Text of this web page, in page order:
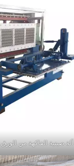
آلة صينية الفاكهة من الورق